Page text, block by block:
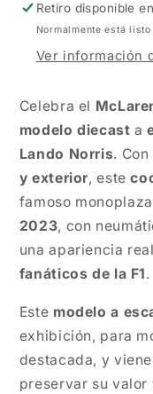
Retiro disponible en
Normalmente está
Ver información
Celebra el
modelo diecast a
Lando Norris. Con
y exterior, este
famoso
2023, con
una apariencia
fanáticos de la F1.
Este modelo a
exhibición, para
destacada, y
preservar su valor